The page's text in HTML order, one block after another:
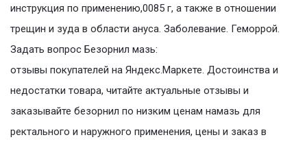
инструкция по применению,0085 г, а также в отношении
трещин и зуда в области ануса. Заболевание. Геморрой.
Задать вопрос Безорнил мазь:
отзывы покупателей на Яндекс.Маркете. Достоинства и
недостатки товара, читайте актуальные отзывы и
заказывайте безорнил по низким ценам намазь для
ректального и наружного применения, цены и заказ в